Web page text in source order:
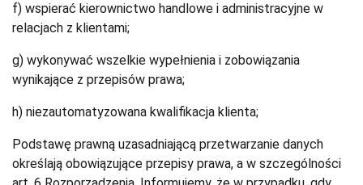
f) wspierać kierownictwo handlowe i administracyjne w
relacjach z klientami;
g) wykonywać wszelkie wypełnienia i zobowiązania
wynikające z przepisów prawa;
h) niezautomatyzowana kwalifikacja klienta;
Podstawę prawną uzasadniającą przetwarzanie danych
określają obowiązujące przepisy prawa, a w szczególności